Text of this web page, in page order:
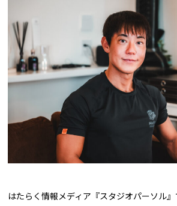
はたらく情報メディア『スタジオパーソル』